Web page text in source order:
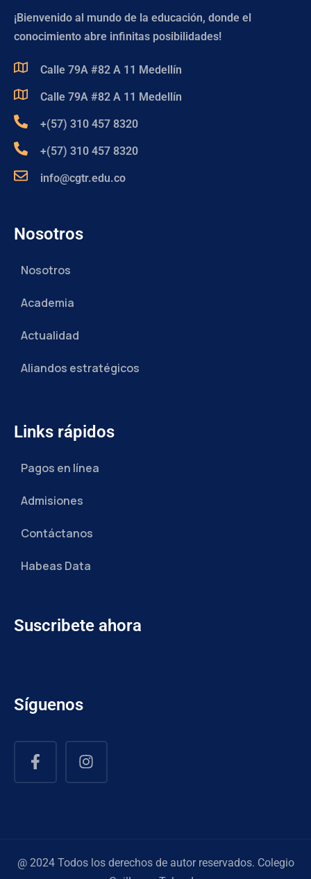
¡Bienvenido al mundo de la educación, donde el
conocimiento abre infinitas posibilidades!
Calle 79A #82 A 11 Medellín
Calle 79A #82 A 11 Medellín
+(57) 310 457 8320
+(57) 310 457 8320
info@cgtr.edu.co
Nosotros
Nosotros
Academia
Actualidad
Aliandos estratégicos
Links rápidos
Pagos en línea
Admisiones
Contáctanos
Habeas Data
Suscribete ahora
Síguenos
@ 2024 Todos los derechos de autor reservados. Colegio